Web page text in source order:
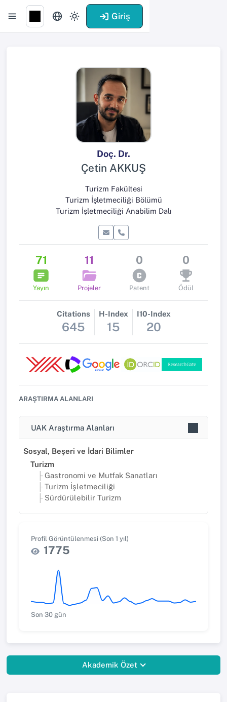
Giriş
Doç. Dr.
Çetin AKKUŞ
Turizm Fakültesi
Turizm İşletmeciliği Bölümü
Turizm İşletmeciliği Anabilim Dalı
71
Yayın
11
Projeler
0
Patent
0
Ödül
Citations
645
H-Index
15
I10-Index
20
ARAŞTIRMA ALANLARI
UAK Araştırma Alanları
Sosyal, Beşeri ve İdari Bilimler
Turizm
Gastronomi ve Mutfak Sanatları
Turizm İşletmeciliği
Sürdürülebilir Turizm
Profil Görüntülenmesi (Son 1 yıl)
1775
Son 30 gün
Akademik Özet